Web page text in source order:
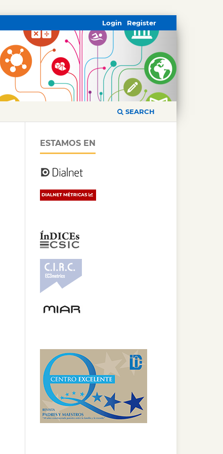
SEARCH
Register
Login
ESTAMOS EN